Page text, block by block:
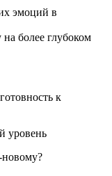
эмоций в
более глубоком
к
уровень
новому?